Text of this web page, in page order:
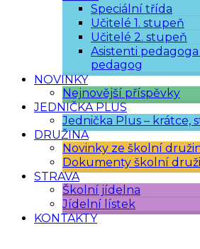
Speciální třída
Učitelé 1. stupeň
Učitelé 2. stupeň
Asistenti
pedagog
NOVINKY
Nejnovější příspěvky
JEDNIČKA PLUS
Jednička Plus – krátce,
DRUŽINA
Novinky ze školní
Dokumenty školní
STRAVA
Školní jídelna
Jídelní lístek
KONTAKTY